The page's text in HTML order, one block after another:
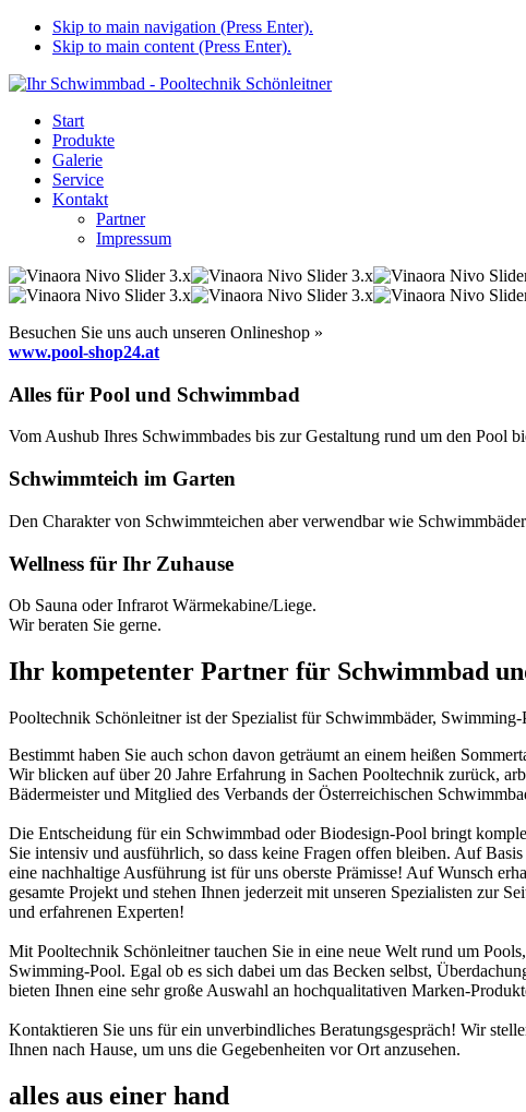
Skip to main navigation (Press Enter).
Skip to main content (Press Enter).
Start
Produkte
Galerie
Service
Kontakt
Partner
Impressum
Besuchen Sie uns auch unseren Onlineshop »
www.pool-shop24.at
Alles für Pool und Schwimmbad
Vom Aushub Ihres Schwimmbades bis zur Gestaltung rund um den Pool
Schwimmteich im Garten
Den Charakter von Schwimmteichen aber verwendbar wie
Wellness für Ihr Zuhause
Ob Sauna oder Infrarot Wärmekabine/Liege.
Wir beraten Sie gerne.
Ihr kompetenter Partner für Schwimmbad
Pooltechnik Schönleitner ist der Spezialist für Schwimmbäder,
Bestimmt haben Sie auch schon davon geträumt an einem heißen
Wir blicken auf über 20 Jahre Erfahrung in Sachen Pooltechnik zurück,
Bädermeister und Mitglied des Verbands der Österreichischen
Die Entscheidung für ein Schwimmbad oder Biodesign-Pool bringt
Sie intensiv und ausführlich, so dass keine Fragen offen bleiben. Auf
eine nachhaltige Ausführung ist für uns oberste Prämisse! Auf Wunsch
gesamte Projekt und stehen Ihnen jederzeit mit unseren Spezialisten zur
und erfahrenen Experten!
Mit Pooltechnik Schönleitner tauchen Sie in eine neue Welt rund um
Swimming-Pool. Egal ob es sich dabei um das Becken selbst,
bieten Ihnen eine sehr große Auswahl an hochqualitativen Marken-
Kontaktieren Sie uns für ein unverbindliches Beratungsgespräch! Wir
Ihnen nach Hause, um uns die Gegebenheiten vor Ort anzusehen.
alles aus einer hand